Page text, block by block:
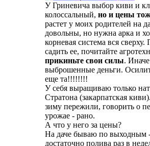
У Гриневича выбор киви и
колоссальный, но и цены
растет у моих родителей на
довольны, но нужна арка и
корневая система вся
садить ее, почитайте
прикиньте свои силы.
выброшенные деньги.
еще та!!!!!!!!
У себя выращиваю только
Стратона (закарпатская
зиму пережили, говорить о
урожае - рано.
А что у него за цены?
На даче бываю по выходным -
достаточно полива раз в